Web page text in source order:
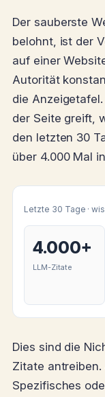
Der sauberste
belohnt, ist der
auf einer
Autorität
die
der Seite greift,
den letzten 30
über 4.000 Mal
Letzte 30 Tage ·
4.000+
LLM-Zitate
Dies sind die
Zitate
Spezifisches